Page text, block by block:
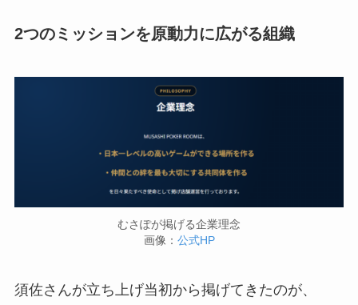
2つのミッションを原動力に広がる組織
むさぽが掲げる企業理念
画像： 公式HP
須佐さんが立ち上げ当初から掲げてきたのが、